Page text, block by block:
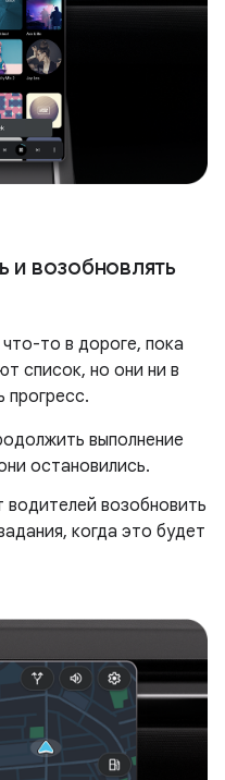
и возобновлять
то в дороге, пока
список, но они ни в
прогресс.
выполнение
остановились.
возобновить
когда это будет